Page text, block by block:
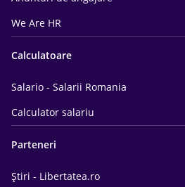
We Are HR
Calculatoare
Salario - Salarii Romania
Calculator salariu
Parteneri
Știri - Libertatea.ro